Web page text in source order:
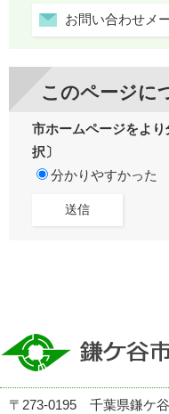
お問い合わせメ
このページに
市ホームページをよ
択〕
分かりやすかった
〒273-0195 千葉県鎌ケ